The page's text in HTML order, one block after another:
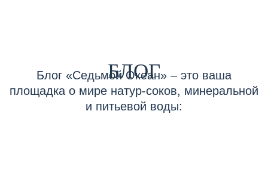
БЛОГ
Блог «Седьмой Океан» – это ваша
площадка о мире натур-соков, минеральной
и питьевой воды: